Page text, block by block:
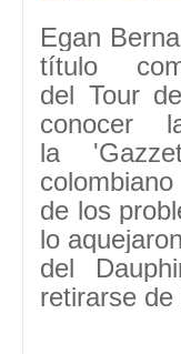
Egan
título
del Tour
conocer
la
de los
lo
del
retirarse